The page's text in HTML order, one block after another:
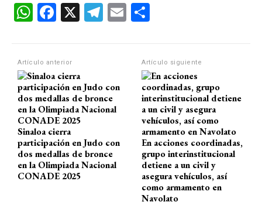
W
s
A
p
p
F
b
o
o
k
X
T
a
m
E
p
ar
tir
Artículo anterior
Sinaloa cierra
participación en Judo con
dos medallas de bronce
en la Olimpiada Nacional
CONADE 2025
Artículo siguiente
En acciones coordinadas,
grupo interinstitucional
detiene a un civil y
asegura vehículos, así
como armamento en
Navolato